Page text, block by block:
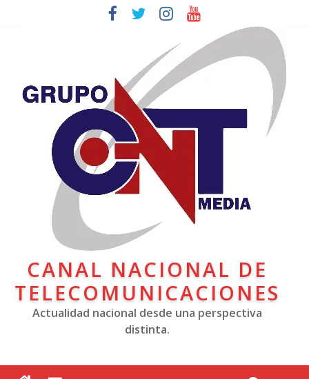
CANAL NACIONAL DE
TELECOMUNICACIONES
Actualidad nacional desde una perspectiva
distinta.